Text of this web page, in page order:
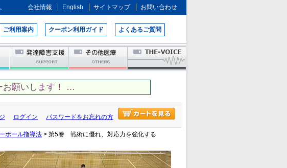
会社情報 English サイトマップ お問い合わせ
ご利用案内 クーポン利用ガイド よくあるご質問
願いします！ …
ログイン パスワードをお忘れの方
ボール指導法 > 第5巻 戦術に優れ、対応力を強化する